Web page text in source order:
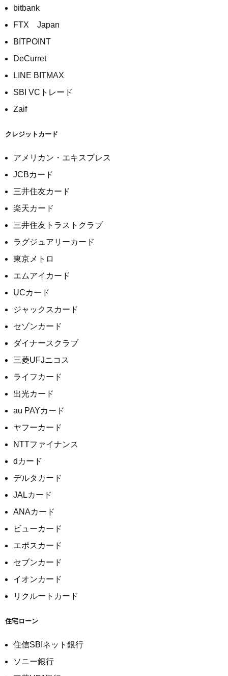
bitbank
FTX Japan
BITPOINT
DeCurret
LINE BITMAX
SBI VCトレード
Zaif
クレジットカード
アメリカン・エキスプレス
JCBカード
三井住友カード
楽天カード
三井住友トラストクラブ
ラグジュアリーカード
東京メトロ
エムアイカード
UCカード
ジャックスカード
セゾンカード
ダイナースクラブ
三菱UFJニコス
ライフカード
出光カード
au PAYカード
ヤフーカード
NTTファイナンス
dカード
デルタカード
JALカード
ANAカード
ビューカード
エポスカード
セブンカード
イオンカード
リクルートカード
住宅ローン
住信SBIネット銀行
ソニー銀行